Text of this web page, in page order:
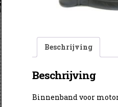
Beschrijving
Beschrijving
Binnenband voor